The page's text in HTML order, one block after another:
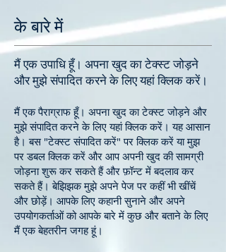
के बारे में
मैं एक उपाधि हूँ। अपना खुद का टेक्स्ट जोड़ने
और मुझे संपादित करने के लिए यहां क्लिक करें।
मैं एक पैराग्राफ हूँ। अपना खुद का टेक्स्ट जोड़ने और
मुझे संपादित करने के लिए यहां क्लिक करें। यह आसान
है। बस "टेक्स्ट संपादित करें" पर क्लिक करें या मुझ
पर डबल क्लिक करें और आप अपनी खुद की सामग्री
जोड़ना शुरू कर सकते हैं और फ़ॉन्ट में बदलाव कर
सकते हैं। बेझिझक मुझे अपने पेज पर कहीं भी खींचें
और छोड़ें। आपके लिए कहानी सुनाने और अपने
उपयोगकर्ताओं को आपके बारे में कुछ और बताने के लिए
मैं एक बेहतरीन जगह हूं।